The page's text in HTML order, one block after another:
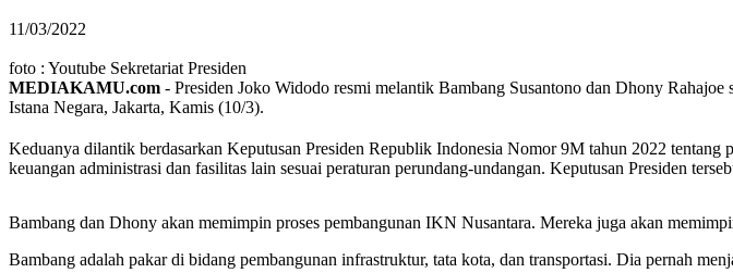
11/03/2022
foto : Youtube Sekretariat Presiden
MEDIAKAMU.com - Presiden Joko Widodo resmi melantik Bambang Susantono dan Dhony
Istana Negara, Jakarta, Kamis (10/3).
Keduanya dilantik berdasarkan Keputusan Presiden Republik Indonesia Nomor 9M tahun 2022
keuangan administrasi dan fasilitas lain sesuai peraturan perundang-undangan. Keputusan Presiden
Bambang dan Dhony akan memimpin proses pembangunan IKN Nusantara. Mereka juga akan
Bambang adalah pakar di bidang pembangunan infrastruktur, tata kota, dan transportasi. Dia pernah